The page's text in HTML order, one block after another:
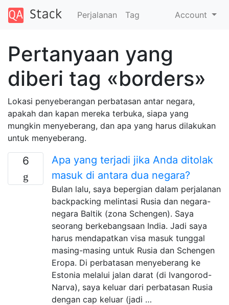
Perjalanan Tag Account
Pertanyaan yang
diberi tag «borders»
Lokasi penyeberangan perbatasan antar negara,
apakah dan kapan mereka terbuka, siapa yang
mungkin menyeberang, dan apa yang harus dilakukan
untuk menyeberang.
6
Apa yang terjadi jika Anda ditolak
masuk di antara dua negara?
Bulan lalu, saya bepergian dalam perjalanan
backpacking melintasi Rusia dan negara-
negara Baltik (zona Schengen). Saya
seorang berkebangsaan India. Jadi saya
harus mendapatkan visa masuk tunggal
masing-masing untuk Rusia dan Schengen
Eropa. Di perbatasan menyeberang ke
Estonia melalui jalan darat (di Ivangorod-
Narva), saya keluar dari perbatasan Rusia
dengan cap keluar (jadi …